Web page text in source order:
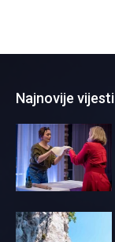
Najnovije vijesti